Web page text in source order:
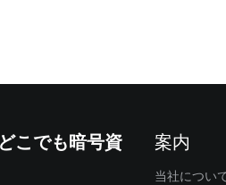
こでも暗号資
案内
当社につい